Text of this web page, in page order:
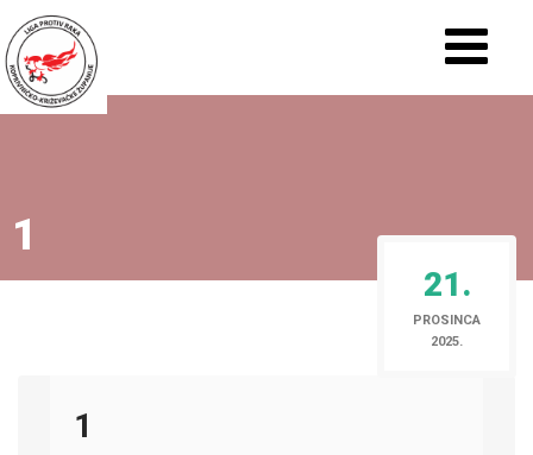
1
21.
PROSINCA
2025.
1